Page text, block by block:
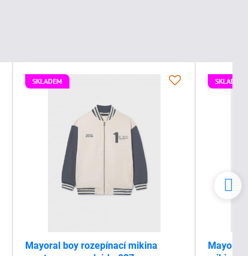
SKLADEM
Mayoral boy rozepínací mikina
SKLADEM
Mayoral